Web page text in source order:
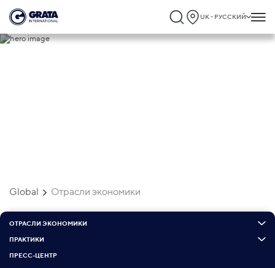
UK - РУССКИЙ
Global Отрасли экономики
ОТРАСЛИ ЭКОНОМИКИ
ПРАКТИКИ
ПРЕСС-ЦЕНТР